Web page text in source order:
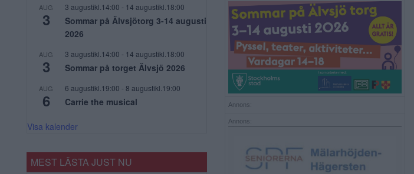
AUG
3
3 augustikl.14:00 - 14 augustikl.18:00
Sommar på Älvsjötorg 3-14 augusti
2026
AUG
3
3 augustikl.14:00 - 14 augustikl.18:00
Sommar på torget Älvsjö 2026
AUG
6
6 augustikl.19:00 - 8 augustikl.19:00
Carrie the musical
Visa kalender
MEST LÄSTA JUST NU
Annons:
Annons: